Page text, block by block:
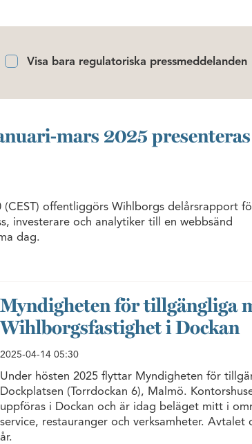
Visa bara regulatoriska pressmeddelanden
mars 2025
offentliggörs Wihlborgs delårsrapport
investerare och analytiker till en webbsänd
dag.
Myndigheten för tillgängliga
Wihlborgsfastighet i Dockan
2025-04-14 05:30
Under hösten 2025 flyttar Myndigheten för
Dockplatsen (Torrdockan 6), Malmö.
uppföras i Dockan och är idag beläget mitt i
service, restauranger och verksamheter. Avtalet
år.